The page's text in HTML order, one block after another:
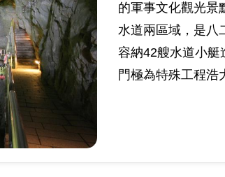
的軍事文化觀光景
水道兩區域，是八
容納42艘水道小艇
門極為特殊工程浩